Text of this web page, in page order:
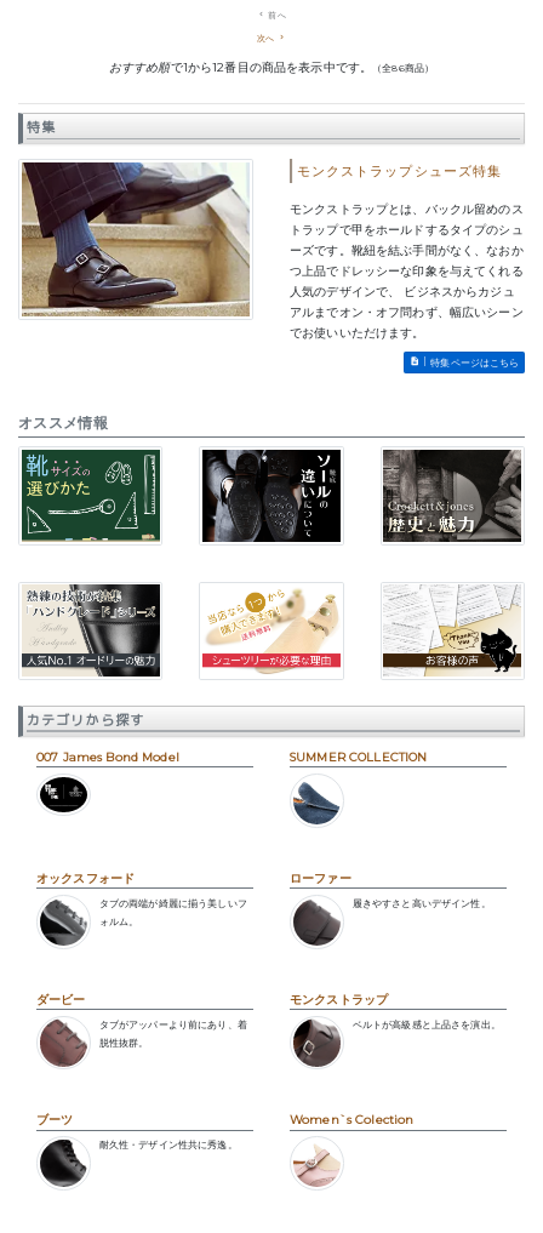
navigate_before 前へ
次へ navigate_next
おすすめ順で1から12番目の商品を表示中です。 （全86商品）
特集
モンクストラップシューズ特集
モンクストラップとは、バックル留めのス
トラップで甲をホールドするタイプのシュ
ーズです。靴紐を結ぶ手間がなく、なおか
つ上品でドレッシーな印象を与えてくれる
人気のデザインで、 ビジネスからカジュ
アルまでオン・オフ問わず、幅広いシーン
でお使いいただけます。
特集ページはこちら
オススメ情報
カテゴリから探す
007 James Bond Model SUMMER COLLECTION
オックスフォード
タブの両端が綺麗に揃う美しいフ
ォルム。
ローファー
履きやすさと高いデザイン性。
ダービー
タブがアッパーより前にあり、着
脱性抜群。
モンクストラップ
ベルトが高級感と上品さを演出。
ブーツ
耐久性・デザイン性共に秀逸。
Women`s Colection